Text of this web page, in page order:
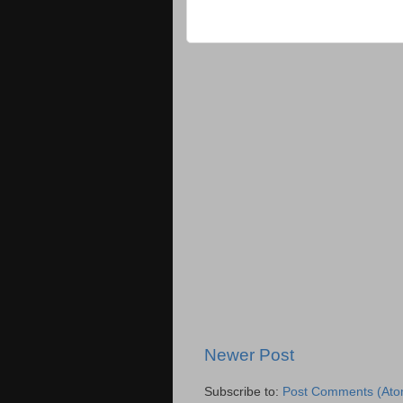
Newer Post
Subscribe to: Post Comments